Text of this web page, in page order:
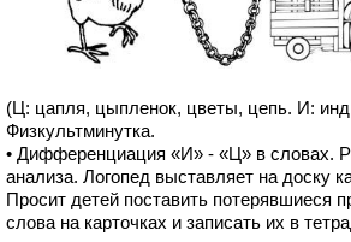
(Ц: цапля, цыпленок, цветы, цепь. И:
Физкультминутка.
• Дифференциация «И» - «Ц» в словах.
анализа. Логопед выставляет на доску
Просит детей поставить потерявшиеся
слова на карточках и записать их в